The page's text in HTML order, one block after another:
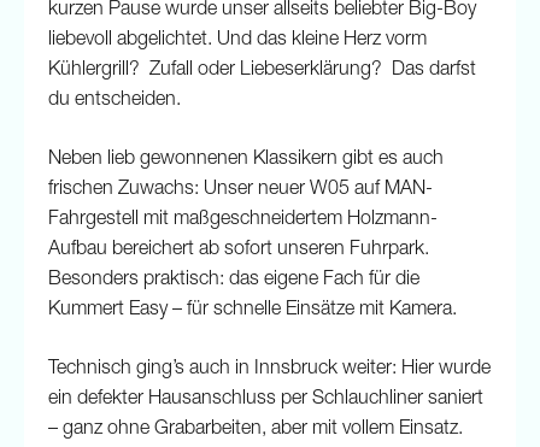
kurzen Pause wurde unser allseits beliebter Big-Boy
liebevoll abgelichtet. Und das kleine Herz vorm
Kühlergrill? Zufall oder Liebeserklärung? Das darfst
du entscheiden.
Neben lieb gewonnenen Klassikern gibt es auch
frischen Zuwachs: Unser neuer W05 auf MAN-
Fahrgestell mit maßgeschneidertem Holzmann-
Aufbau bereichert ab sofort unseren Fuhrpark.
Besonders praktisch: das eigene Fach für die
Kummert Easy – für schnelle Einsätze mit Kamera.
Technisch ging’s auch in Innsbruck weiter: Hier wurde
ein defekter Hausanschluss per Schlauchliner saniert
– ganz ohne Grabarbeiten, aber mit vollem Einsatz.